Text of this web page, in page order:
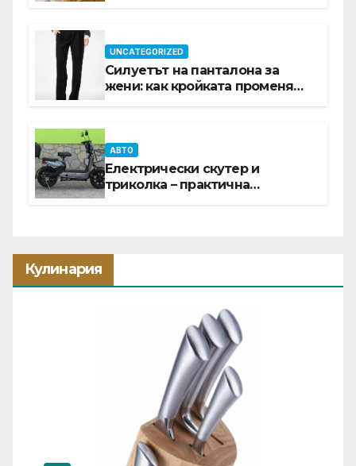
UNCATEGORIZED
Силуетът на панталона за
жени: как кройката променя
АВТО
Електрически скутер и
триколка – практична
Кулинария